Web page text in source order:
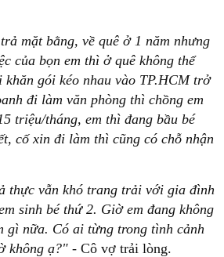
mặt bằng, về quê ở 1 năm nhưng
của bọn em thì ở quê không thể
gói kéo nhau vào TP.HCM trở
đi làm văn phòng thì chồng em
triệu/tháng, em thì đang bầu bé
cố xin đi làm thì cũng có chỗ nhận
thực vẫn khó trang trải với gia đình
sinh bé thứ 2. Giờ em đang không
gì nữa. Có ai từng trong tình cảnh
không ạ?" - Cô vợ trải lòng.